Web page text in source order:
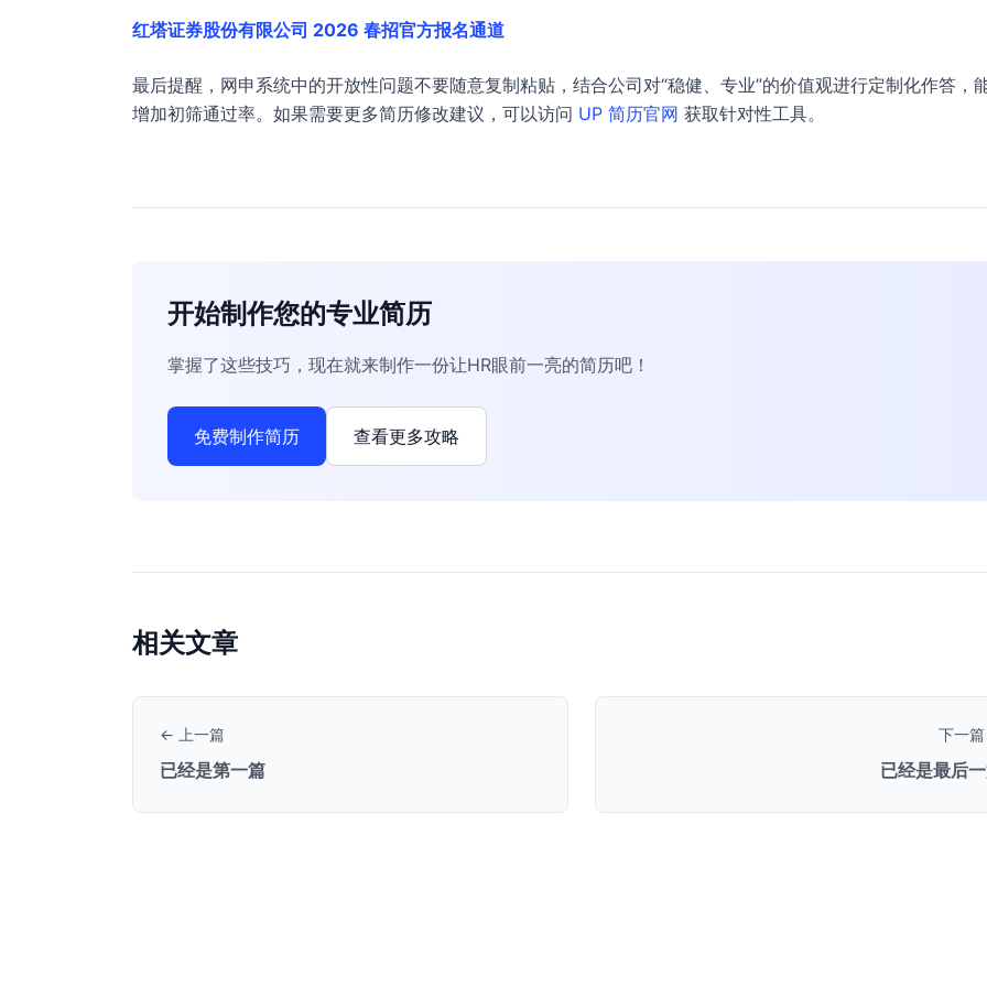
红塔证券股份有限公司 2026 春招官方报名通道
最后提醒，网申系统中的开放性问题不要随意复制粘贴，结合公司对“稳健、专业”的价值观进行定制化作答，
增加初筛通过率。如果需要更多简历修改建议，可以访问 UP 简历官网 获取针对性工具。
开始制作您的专业简历
掌握了这些技巧，现在就来制作一份让HR眼前一亮的简历吧！
免费制作简历 查看更多攻略
相关文章
← 上一篇
已经是第一篇
下一
已经是最后